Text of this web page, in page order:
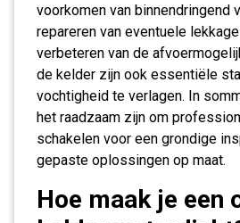
voorkomen van binnendringend
repareren van eventuele
verbeteren van de
de kelder zijn ook essentiële
vochtigheid te verlagen. In
het raadzaam zijn om
schakelen voor een grondige
gepaste oplossingen op maat.
Hoe maak je een